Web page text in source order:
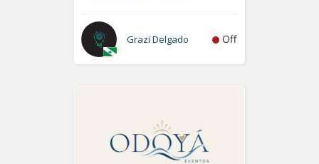
Grazi Delgado Off